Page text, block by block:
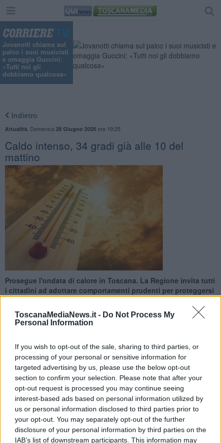
ToscanaMediaNews.it - Do Not Process My
Personal Information
If you wish to opt-out of the sale, sharing to third parties, or
processing of your personal or sensitive information for
targeted advertising by us, please use the below opt-out
section to confirm your selection. Please note that after your
opt-out request is processed you may continue seeing
interest-based ads based on personal information utilized by
us or personal information disclosed to third parties prior to
your opt-out. You may separately opt-out of the further
disclosure of your personal information by third parties on the
IAB’s list of downstream participants. This information may
Jovanotti chiama sul
palco i suoi musicisti
e omaggia Guccini:
«Tutti noi gli
dobbiamo qualcosa»
Indietro
Attualità Domenica 28 Giugno 2026ore 19:25
Caldo intenso, 34 gradi già alle 10 del
mattino
Prosegue l'ondata di calore in Toscana. La Regione invita tutti
i cittadini ad adottare comportamenti prudenti per proteggersi
dalle alte temperature
TOSCANA —Prosegue l’ondata di calore che sta interessando la
Toscana, con punte di 39,5 gradi registrate ieri a Firenze. Oggi,
domenica 28 Giugno, non va meglio: alle 10 di questa mattina le
colonnine di mercurio in direste aree del territorio sfioravano già i
34 gradi.
Per questo la Regione, attraverso il sistema di Protezione civile,
invita tutti i cittadini ad adottare comportamenti prudenti per
proteggersi dalle alte temperature: tra queste evitare di esporsi al